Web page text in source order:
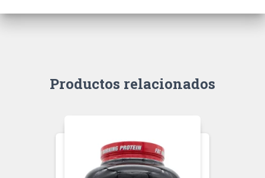
Productos relacionados